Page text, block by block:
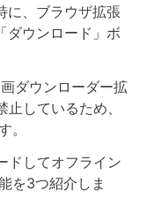
に、ブラウザ拡張
ダウンロード」ボ
ダウンローダー拡
しているため、
。
ドしてオフライン
を3つ紹介しま